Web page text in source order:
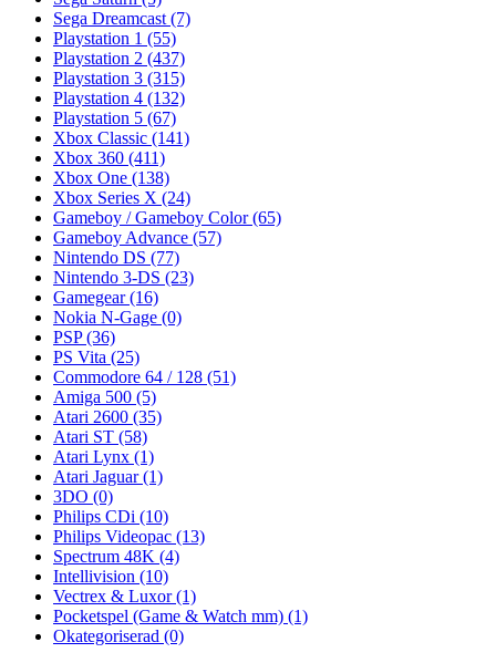
Sega Dreamcast (7)
Playstation 1 (55)
Playstation 2 (437)
Playstation 3 (315)
Playstation 4 (132)
Playstation 5 (67)
Xbox Classic (141)
Xbox 360 (411)
Xbox One (138)
Xbox Series X (24)
Gameboy / Gameboy Color(65)
Gameboy Advance (57)
Nintendo DS (77)
Nintendo 3-DS (23)
Gamegear(16)
Nokia N-Gage (0)
PSP(36)
PS Vita (25)
Commodore 64 / 128 (51)
Amiga 500 (5)
Atari 2600 (35)
Atari ST (58)
Atari Lynx (1)
Atari Jaguar(1)
3DO (0)
Philips CDi (10)
Philips Videopac (13)
Spectrum 48K (4)
Intellivision (10)
Vectrex & Luxor(1)
Pocketspel (Game & Watch mm) (1)
Okategoriserad (0)